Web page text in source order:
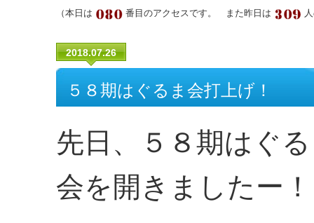
（本日は 番目のアクセスです。 また昨日は
2018.07.26
５８期はぐるま会打上げ！
先日、５８期はぐ
会を開きましたー！